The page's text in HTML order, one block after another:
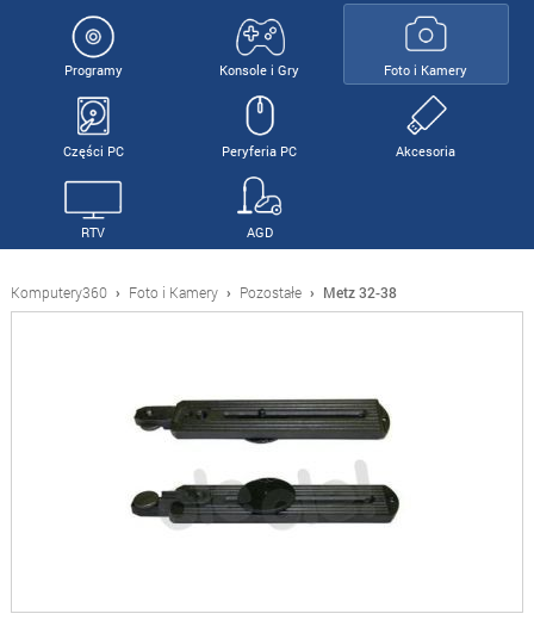
Programy Konsole i Gry Foto i Kamery
Części PC Peryferia PC Akcesoria
RTV AGD
Komputery360 › Foto i Kamery › Pozostałe › Metz 32-38